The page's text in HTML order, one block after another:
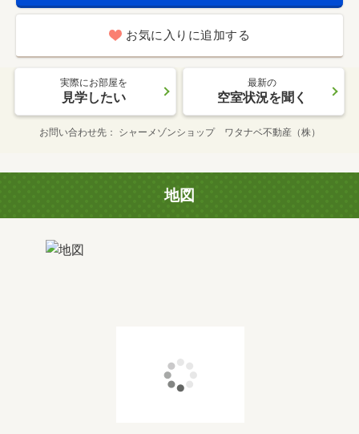
お気に入りに追加する
実際にお部屋を
見学したい
最新の
空室状況を聞く
お問い合わせ先 シャーメゾンショップ ワタナベ不動産（株）
地図